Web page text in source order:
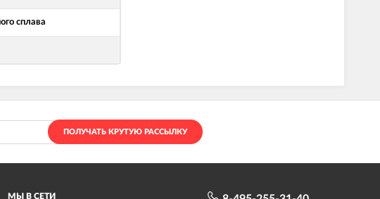
сплава
ПОЛУЧАТЬ КРУТУЮ РАССЫЛКУ
МЫ В СЕТИ